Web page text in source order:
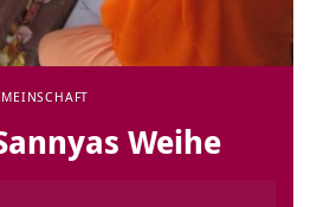
Weihe